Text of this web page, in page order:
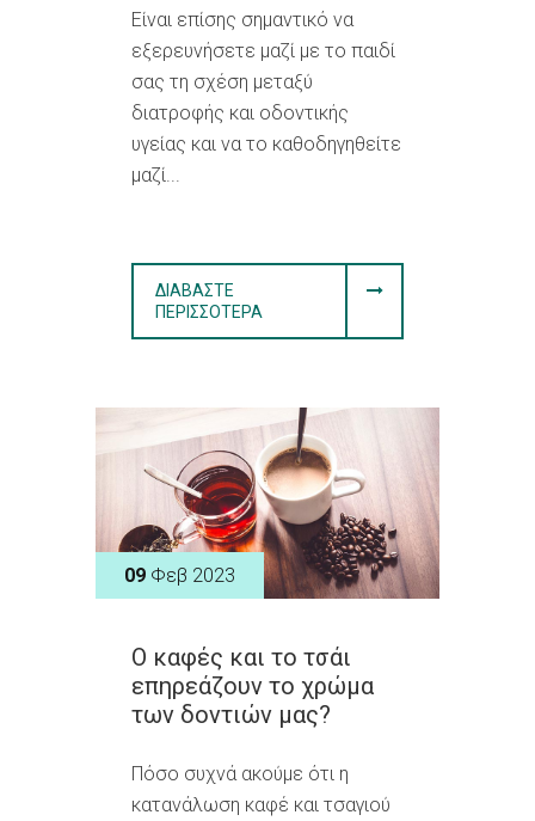
Είναι επίσης σημαντικό να
εξερευνήσετε μαζί με το παιδί
σας τη σχέση μεταξύ
διατροφής και οδοντικής
υγείας και να το καθοδηγηθείτε
μαζί...
ΔΙΑΒΆΣΤΕ
ΠΕΡΙΣΣΌΤΕΡΑ
09 Φεβ 2023
Ο καφές και το τσάι
επηρεάζουν το χρώμα
των δοντιών μας?
Πόσο συχνά ακούμε ότι η
κατανάλωση καφέ και τσαγιού